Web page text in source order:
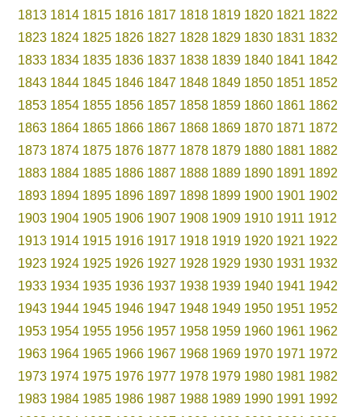
1813 1814 1815 1816 1817 1818 1819 1820 1821 1822
1823 1824 1825 1826 1827 1828 1829 1830 1831 1832
1833 1834 1835 1836 1837 1838 1839 1840 1841 1842
1843 1844 1845 1846 1847 1848 1849 1850 1851 1852
1853 1854 1855 1856 1857 1858 1859 1860 1861 1862
1863 1864 1865 1866 1867 1868 1869 1870 1871 1872
1873 1874 1875 1876 1877 1878 1879 1880 1881 1882
1883 1884 1885 1886 1887 1888 1889 1890 1891 1892
1893 1894 1895 1896 1897 1898 1899 1900 1901 1902
1903 1904 1905 1906 1907 1908 1909 1910 1911 1912
1913 1914 1915 1916 1917 1918 1919 1920 1921 1922
1923 1924 1925 1926 1927 1928 1929 1930 1931 1932
1933 1934 1935 1936 1937 1938 1939 1940 1941 1942
1943 1944 1945 1946 1947 1948 1949 1950 1951 1952
1953 1954 1955 1956 1957 1958 1959 1960 1961 1962
1963 1964 1965 1966 1967 1968 1969 1970 1971 1972
1973 1974 1975 1976 1977 1978 1979 1980 1981 1982
1983 1984 1985 1986 1987 1988 1989 1990 1991 1992